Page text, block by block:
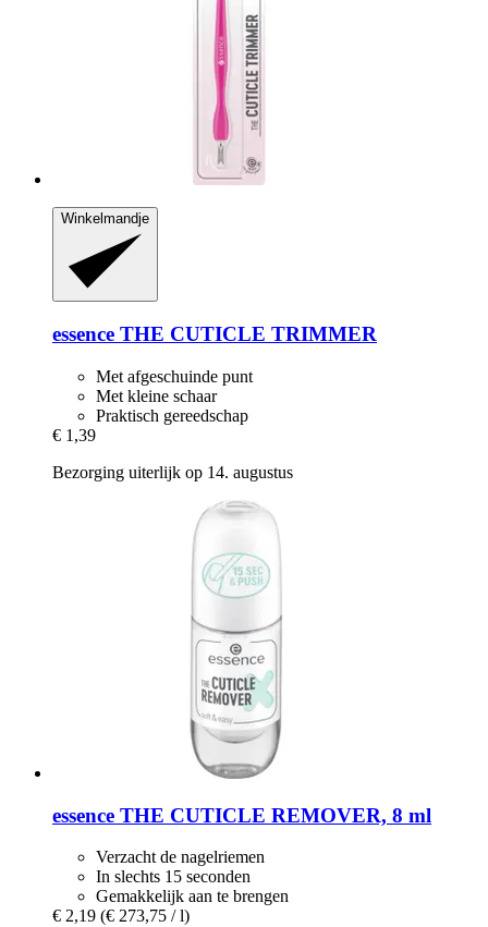
Winkelmandje
essence THE CUTICLE TRIMMER
Met afgeschuinde punt
Met kleine schaar
Praktisch gereedschap
€ 1,39
Bezorging uiterlijk op 14. augustus
essence THE CUTICLE REMOVER, 8 ml
Verzacht de nagelriemen
In slechts 15 seconden
Gemakkelijk aan te brengen
€ 2,19 (€ 273,75 / l)